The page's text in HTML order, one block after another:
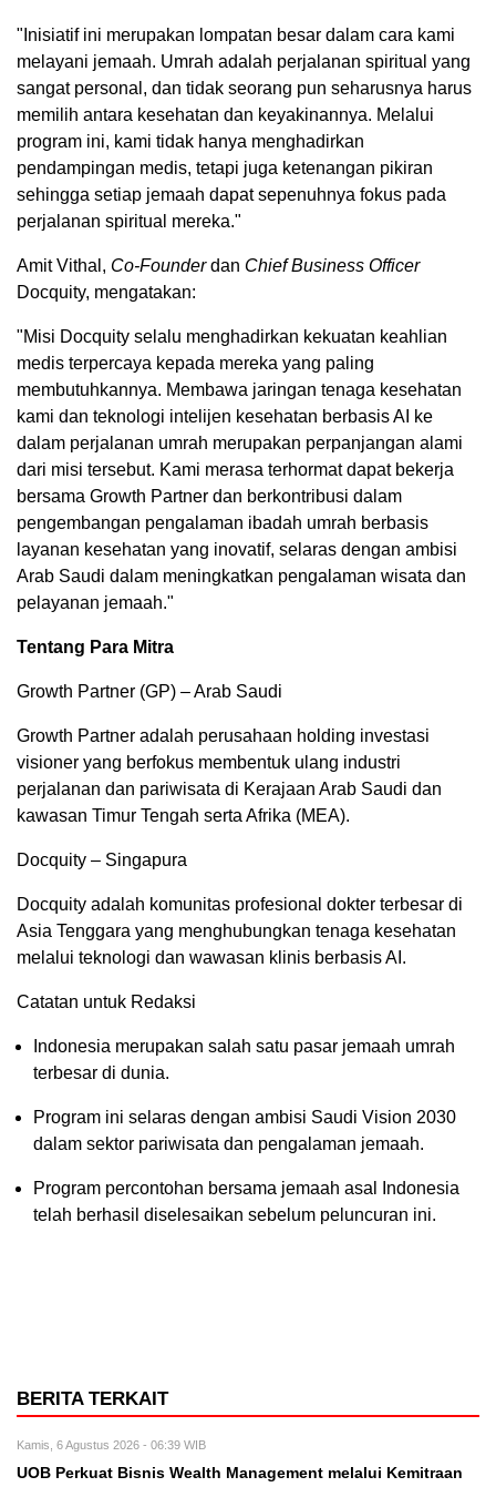
"Inisiatif ini merupakan lompatan besar dalam cara kami
melayani jemaah. Umrah adalah perjalanan spiritual yang
sangat personal, dan tidak seorang pun seharusnya harus
memilih antara kesehatan dan keyakinannya. Melalui
program ini, kami tidak hanya menghadirkan
pendampingan medis, tetapi juga ketenangan pikiran
sehingga setiap jemaah dapat sepenuhnya fokus pada
perjalanan spiritual mereka."
Amit Vithal, Co-Founderdan Chief Business Officer
Docquity, mengatakan:
"Misi Docquity selalu menghadirkan kekuatan keahlian
medis terpercaya kepada mereka yang paling
membutuhkannya. Membawa jaringan tenaga kesehatan
kami dan teknologi intelijen kesehatan berbasis AI ke
dalam perjalanan umrah merupakan perpanjangan alami
dari misi tersebut. Kami merasa terhormat dapat bekerja
bersama Growth Partner dan berkontribusi dalam
pengembangan pengalaman ibadah umrah berbasis
layanan kesehatan yang inovatif, selaras dengan ambisi
Arab Saudi dalam meningkatkan pengalaman wisata dan
pelayanan jemaah."
Tentang Para Mitra
Growth Partner (GP) – Arab Saudi
Growth Partner adalah perusahaan holding investasi
visioner yang berfokus membentuk ulang industri
perjalanan dan pariwisata di Kerajaan Arab Saudi dan
kawasan Timur Tengah serta Afrika (MEA).
Docquity – Singapura
Docquity adalah komunitas profesional dokter terbesar di
Asia Tenggara yang menghubungkan tenaga kesehatan
melalui teknologi dan wawasan klinis berbasis AI.
Catatan untuk Redaksi
Indonesia merupakan salah satu pasar jemaah umrah
terbesar di dunia.
Program ini selaras dengan ambisi Saudi Vision 2030
dalam sektor pariwisata dan pengalaman jemaah.
Program percontohan bersama jemaah asal Indonesia
telah berhasil diselesaikan sebelum peluncuran ini.
BERITA TERKAIT
Kamis, 6 Agustus 2026 - 06:39 WIB
UOB Perkuat Bisnis Wealth Management melalui Kemitraan